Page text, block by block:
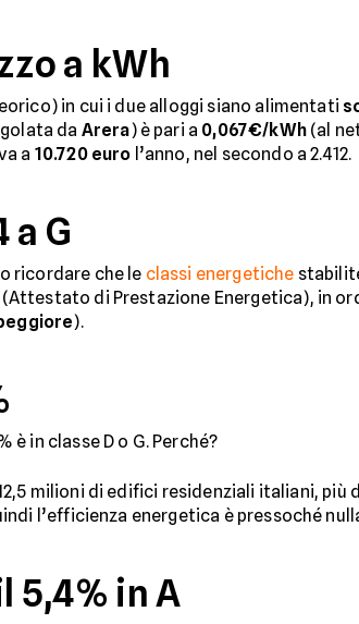
a kWh
in cui i due alloggi siano alimentati
da Arera) è pari a 0,067€/kWh(al
a 10.720 euro l’anno, nel secondo a 2.412.
a G
ricordare che le classi energetiche
(Attestato di Prestazione Energetica), in
).
è in classe D o G. Perché?
milioni di edifici residenziali italiani, più
l’efficienza energetica è pressoché
5,4% in A